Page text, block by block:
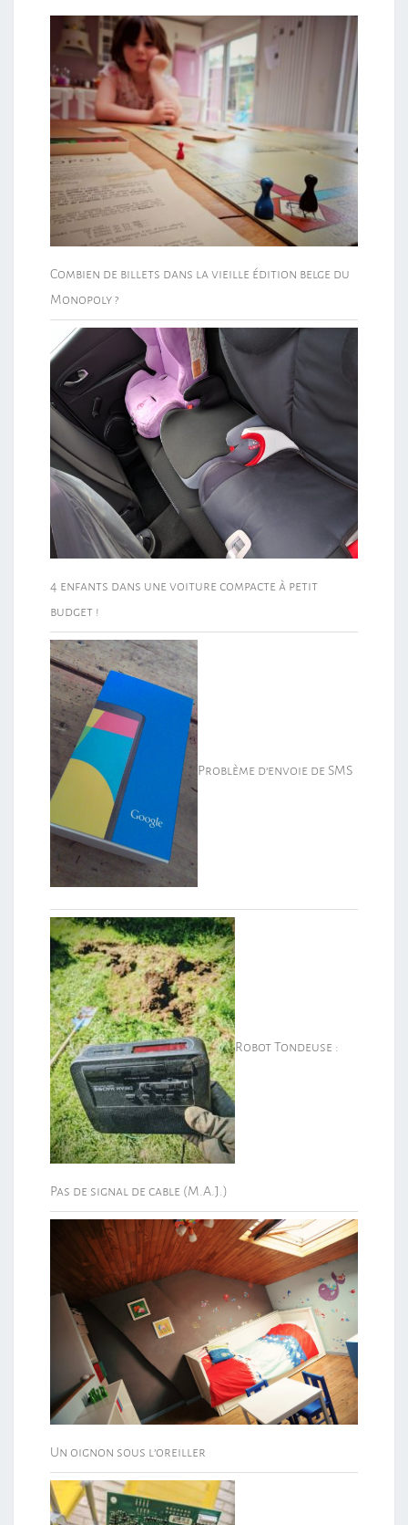
Combien de billets dans la vieille édition belge du
Monopoly ?
4 enfants dans une voiture compacte à petit
budget !
Problème d’envoie de SMS
Robot Tondeuse :
Pas de signal de cable (M.A.J.)
Un oignon sous l’oreiller